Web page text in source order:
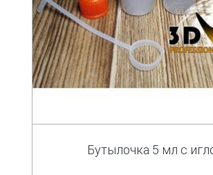
Бутылочка 5 мл с